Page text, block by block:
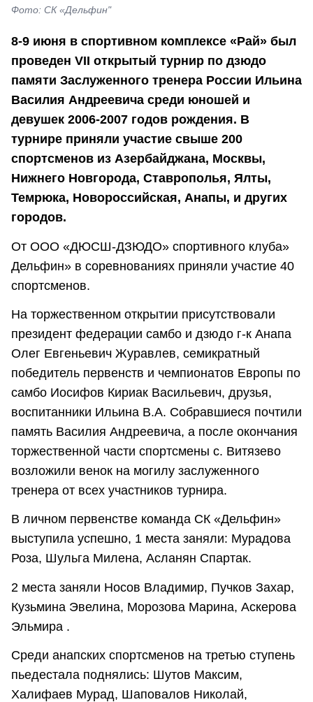
Фото: СК «Дельфин"
8-9 июня в спортивном комплексе «Рай» был
проведен VII открытый турнир по дзюдо
памяти Заслуженного тренера России Ильина
Василия Андреевича среди юношей и
девушек 2006-2007 годов рождения. В
турнире приняли участие свыше 200
спортсменов из Азербайджана, Москвы,
Нижнего Новгорода, Ставрополья, Ялты,
Темрюка, Новороссийская, Анапы, и других
городов.
От ООО «ДЮСШ-ДЗЮДО» спортивного клуба»
Дельфин» в соревнованиях приняли участие 40
спортсменов.
На торжественном открытии присутствовали
президент федерации самбо и дзюдо г-к Анапа
Олег Евгеньевич Журавлев, семикратный
победитель первенств и чемпионатов Европы по
самбо Иосифов Кириак Васильевич, друзья,
воспитанники Ильина В.А. Собравшиеся почтили
память Василия Андреевича, а после окончания
торжественной части спортсмены с. Витязево
возложили венок на могилу заслуженного
тренера от всех участников турнира.
В личном первенстве команда СК «Дельфин»
выступила успешно, 1 места заняли: Мурадова
Роза, Шульга Милена, Асланян Спартак.
2 места заняли Носов Владимир, Пучков Захар,
Кузьмина Эвелина, Морозова Марина, Аскерова
Эльмира .
Среди анапских спортсменов на третью ступень
пьедестала поднялись: Шутов Максим,
Халифаев Мурад, Шаповалов Николай,